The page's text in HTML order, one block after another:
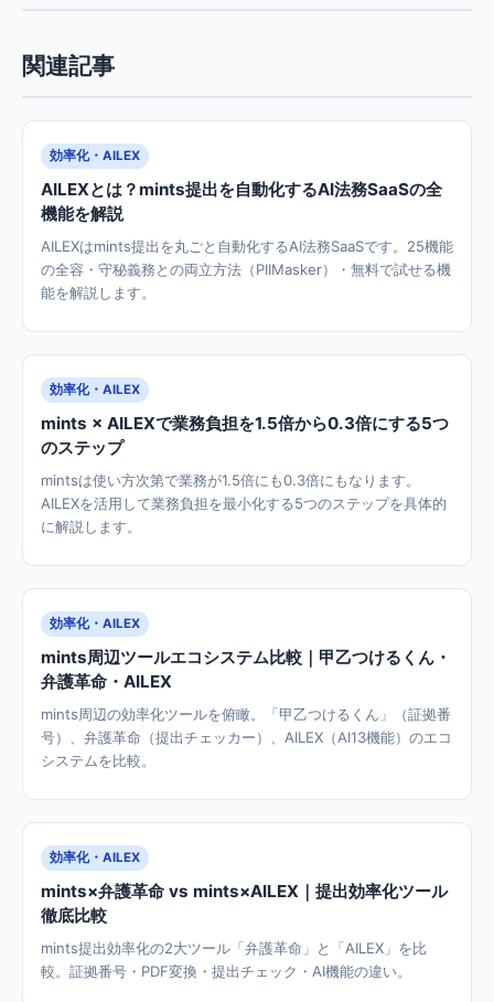
関連記事
効率化・AILEX
AILEXとは？mints提出を自動化するAI法務SaaSの全
機能を解説
AILEXはmints提出を丸ごと自動化するAI法務SaaSです。25機能
の全容・守秘義務との両立方法（PIIMasker）・無料で試せる機
能を解説します。
効率化・AILEX
mints × AILEXで業務負担を1.5倍から0.3倍にする5つ
のステップ
mintsは使い方次第で業務が1.5倍にも0.3倍にもなります。
AILEXを活用して業務負担を最小化する5つのステップを具体的
に解説します。
効率化・AILEX
mints周辺ツールエコシステム比較｜甲乙つけるくん・
弁護革命・AILEX
mints周辺の効率化ツールを俯瞰。「甲乙つけるくん」（証拠番
号）、弁護革命（提出チェッカー）、AILEX（AI13機能）のエコ
システムを比較。
効率化・AILEX
mints×弁護革命 vs mints×AILEX｜提出効率化ツール
徹底比較
mints提出効率化の2大ツール「弁護革命」と「AILEX」を比
較。証拠番号・PDF変換・提出チェック・AI機能の違い。